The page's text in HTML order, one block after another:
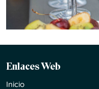
Enlaces Web
Inicio